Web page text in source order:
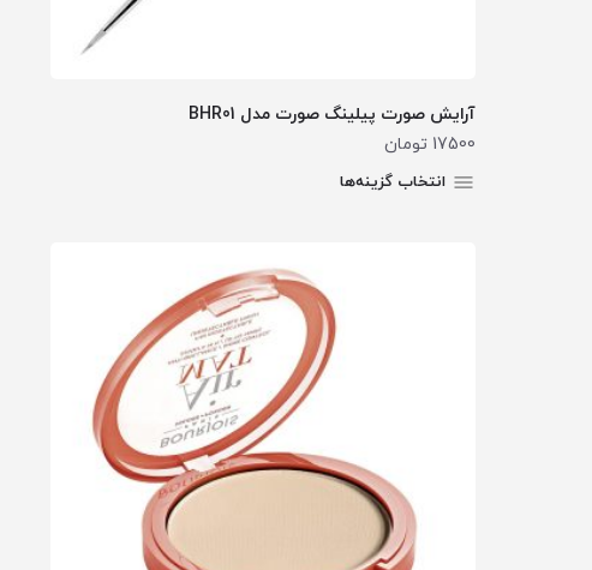
آرایش صورت پیلینگ صورت مدل BHR01
17500 تومان
انتخاب گزینه‌ها